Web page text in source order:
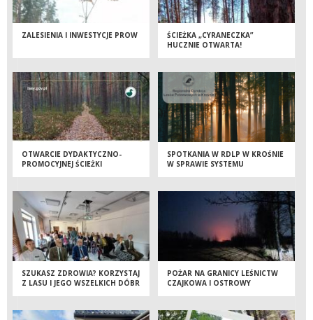
ZALESIENIA I INWESTYCJE PROW
ŚCIEŻKA „CYRANECZKA”
HUCZNIE OTWARTA!
OTWARCIE DYDAKTYCZNO-
PROMOCYJNEJ ŚCIEŻKI
SPOTKANIA W RDLP W KROŚNIE
W SPRAWIE SYSTEMU
SZUKASZ ZDROWIA? KORZYSTAJ
Z LASU I JEGO WSZELKICH DÓBR
POŻAR NA GRANICY LEŚNICTW
CZAJKOWA I OSTROWY